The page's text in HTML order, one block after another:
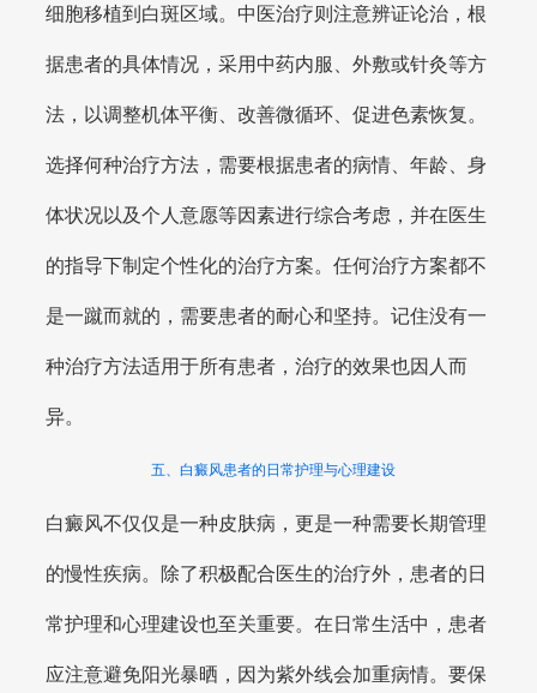
细胞移植到白斑区域。中医治疗则注意辨证论治，根
据患者的具体情况，采用中药内服、外敷或针灸等方
法，以调整机体平衡、改善微循环、促进色素恢复。
选择何种治疗方法，需要根据患者的病情、年龄、身
体状况以及个人意愿等因素进行综合考虑，并在医生
的指导下制定个性化的治疗方案。任何治疗方案都不
是一蹴而就的，需要患者的耐心和坚持。记住没有一
种治疗方法适用于所有患者，治疗的效果也因人而
异。
五、白癜风患者的日常护理与心理建设
白癜风不仅仅是一种皮肤病，更是一种需要长期管理
的慢性疾病。除了积极配合医生的治疗外，患者的日
常护理和心理建设也至关重要。在日常生活中，患者
应注意避免阳光暴晒，因为紫外线会加重病情。要保